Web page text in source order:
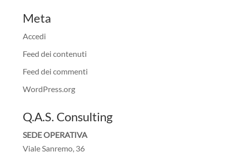
Meta
Accedi
Feed dei contenuti
Feed dei commenti
WordPress.org
Q.A.S. Consulting
SEDE OPERATIVA
Viale Sanremo, 36